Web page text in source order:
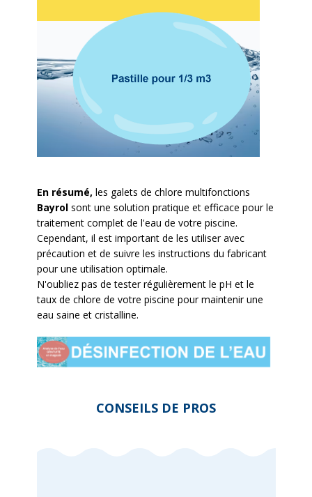
En résumé, les galets de chlore multifonctions
Bayrol sont une solution pratique et efficace pour le
traitement complet de l'eau de votre piscine.
Cependant, il est important de les utiliser avec
précaution et de suivre les instructions du fabricant
pour une utilisation optimale.
N'oubliez pas de tester régulièrement le pH et le
taux de chlore de votre piscine pour maintenir une
eau saine et cristalline.
CONSEILS DE PROS